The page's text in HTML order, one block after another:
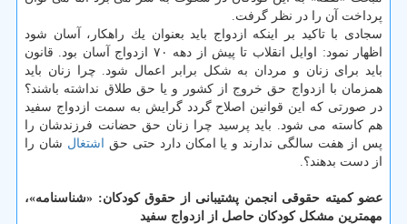
پرداخت آن را در نظر گرفت.
سجادی با تاكید بر اینكه ازدواج باید بعنوان یك راهكار، آسان شود
اظهار نمود: اوایل انقلاب تا پیش از دهه ۷۰ ازدواج آسان بود. قانون
باید برای زنان و مردان به شكل برابر اعمال شود. چرا زنان باید
همزمان با ازدواج حق خروج از كشور و یا حق طلاق نداشته باشند؟
در صورتی كه این قوانین اصلاح گردد گرایش به سمت ازدواج سفید
هم كاسته می شود. باید پرسید چرا زنان حق حضانت فرزندشان را
پس از هفت سالگی ندارند و یا امكان دارد حتی حق اشتغال شان را
از دست بدهند؟.
عضو كمیته حقوقی انجمن پشتیبانی از حقوق كودكان: «شناسنامه»،
مهمترین مشكل كودكان حاصل از ازدواج سفید